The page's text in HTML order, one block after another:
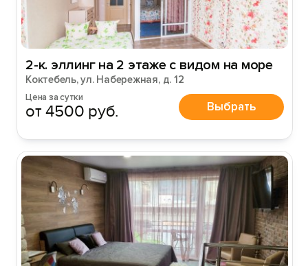
2-к. эллинг на 2 этаже с видом на море
Коктебель, ул. Набережная, д. 12
Цена за сутки
от 4500 руб. Выбрать